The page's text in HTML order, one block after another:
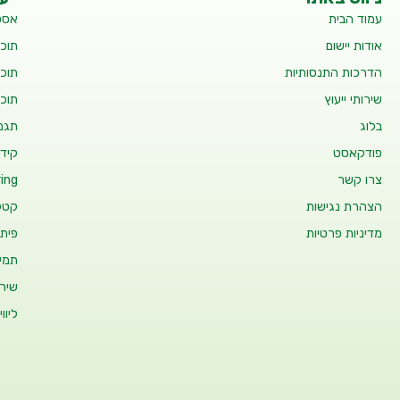
עמוד הבית
אודות יישום
הדרכות התנסותיות
שירותי ייעוץ
בלוג
פודקאסט
צרו קשר
הצהרת נגישות
מדיניות פרטיות